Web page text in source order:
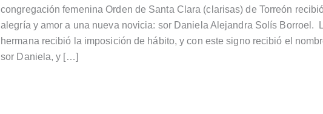
congregación femenina Orden de Santa Clara (clarisas) de Torreón
alegría y amor a una nueva novicia: sor Daniela Alejandra Solís Borroel.
hermana recibió la imposición de hábito, y con este signo recibió el
sor Daniela, y […]